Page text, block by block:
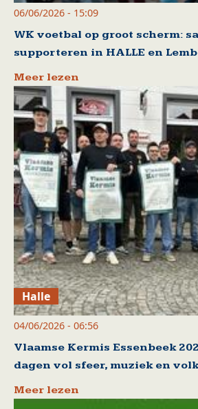
06/06/2026 - 15:09
WK voetbal op groot scherm:
supporteren in HALLE en
Meer lezen
Halle
04/06/2026 - 06:56
Vlaamse Kermis Essenbeek
dagen vol sfeer, muziek en
Meer lezen